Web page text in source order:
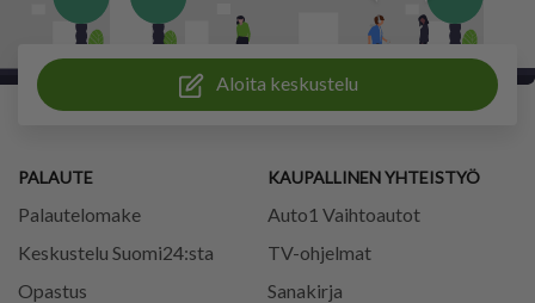
Aloita keskustelu
PALAUTE
Palautelomake
Keskustelu Suomi24:sta
Opastus
KAUPALLINEN YHTEISTYÖ
Auto1 Vaihtoautot
TV-ohjelmat
Sanakirja